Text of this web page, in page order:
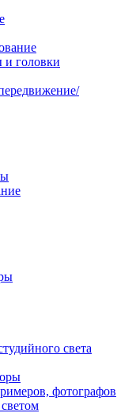
и головки
света
фотографов